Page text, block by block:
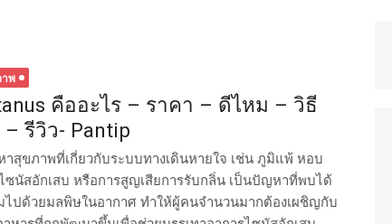
พ
คืออะไร – ราคา – ดีไหม – วิธี
– รีวิว- Pantip
สุขภาพที่เกี่ยวกับระบบทางเดินหายใจ เช่น ภูมิแพ้ หอบ
ซนัสอักเสบ หรือการสูญเสียการรับกลิ่น เป็นปัญหาที่พบได้
ปด้วยมลพิษในอากาศ ทำให้ผู้คนจำนวนมากต้องเผชิญกับ